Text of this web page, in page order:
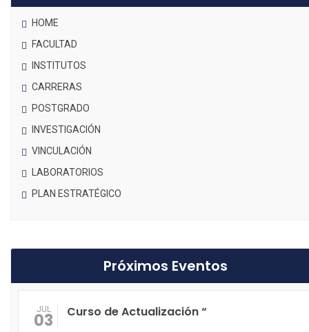
HOME
FACULTAD
INSTITUTOS
CARRERAS
POSTGRADO
INVESTIGACIÓN
VINCULACIÓN
LABORATORIOS
PLAN ESTRATÉGICO
Próximos Eventos
JUL
03 Curso de Actualización “